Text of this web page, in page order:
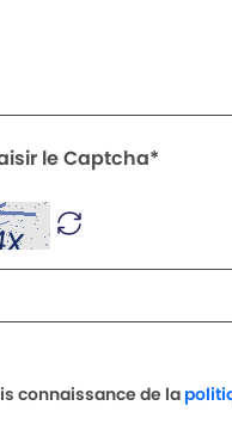
le Captcha*
connaissance de la